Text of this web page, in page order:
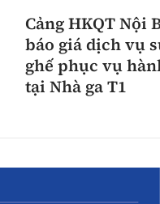
Cảng HKQT Nội
báo giá dịch vụ
ghế phục vụ
tại Nhà ga T1